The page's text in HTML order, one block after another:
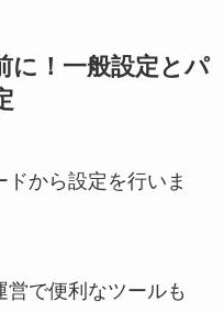
！一般設定とパ
から設定を行いま
で便利なツールも